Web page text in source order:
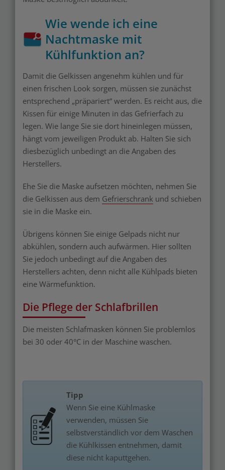
Wie wende ich eine
Nachtmaske mit
Kühlfunktion an?
Damit die Gelkissen angenehm kühlen und für
einen frischen Look sorgen, müssen sie zunächst
entsprechend „präpariert“ werden. Es reicht aus, die
Kissen für einige Minuten in das Gefrierfach zu
legen. Wie lange Sie sie dort hineinlegen müssen,
hängt vom jeweiligen Produkt ab. Halten Sie sich
diesbezüglich unbedingt an die Angaben des
Herstellers.
Ehe Sie die Maske aufsetzen möchten, nehmen Sie
die Gelkissen aus dem Gefrierschrank und schieben
sie in die Maske ein.
Übrigens können Sie einige Gelpads nicht nur
abkühlen, sondern auch aufwärmen. Hier sollten
Sie jedoch unbedingt auf die Angaben des
Herstellers achten, denn nicht alle Kühlpads bieten
eine Wärmefunktion.
Die Pflege der Schlafbrillen
Die meisten Schlafmasken können Sie problemlos
bei 30 oder 40°C in der Maschine waschen.
Tipp
Wenn Sie eine Kühlmaske
verwenden, müssen Sie
selbstverständlich vor dem Waschen
die Kühlkissen entnehmen, damit
diese nicht kaputtgehen.